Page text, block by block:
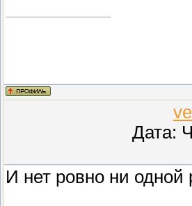
Дата:
И нет ровно ни